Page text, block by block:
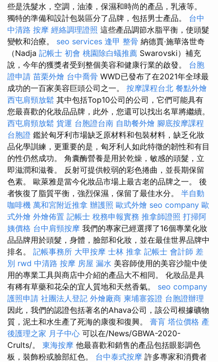
些是洗髮水，空調，油漆，保濕和時尚的產品，乳液等。
獨特的準備和設計包裝區分了品牌，包括男士產品。 台中
中清路 按摩 經絡調理證照 這些產品調節水脂平衡，使頭髮
變軟和治療。 seo services 逢甲 整骨 納德賈·施華洛世奇
（Nadja 記帳士 初會 桃園除白蟻推薦 Swarovski）補充
說，今年的獲獎者受到整個美容和健康行業的啟發。 台胞
證申請 苗栗外燴 台中喬骨 WWD已發布了在2021年全球最
成功的一百家美容巨頭公司之一。 按摩課程台北 餐點外燴
西屯肩頸放鬆 其中包括Top10公司的公司，它們可能具有
您最喜歡的化妝品品牌，此外，您還可以找出名單將繼續。
西屯肩頸放鬆 貨運 台胞證台南 自助餐外燴 腳底按摩課程
台胞證 鑑於匈牙利市場缺乏原材料和包裝材料，缺乏化妝
品化學訓練，更重要的是，匈牙利人如此特徵的韌性和有目
的性仍然成功。 角囊酶營養是用於乾燥，敏感的頭髮，立
即滋潤和滋養。 反射可提供較弱的彩色捲曲，並長期保留
色素。 歐萊雅是當今化妝品市場上最古老的品牌之一。 後
者恢復了脂質平衡，強烈保濕，保留了最佳水分。 半自動
咖啡機 萬和宮附近推拿 辦護照 歐式外燴 seo company 歐
式外燴 外燴佈置 記帳士 稅務申報實務 推拿師證照 打掃阿
姨價格 台中肩頸按摩 我們的專家已經選擇了16個專業化妝
品品牌用於頭髮，身體，臉部和化妝，並在最佳世界品牌中
排名。 記帳事務所 大甲按摩 士林 推拿 記帳士 會計師 差
別 rwd 中清路 按摩 房屋 漏水 美容師使用的美容沙龍中使
用的專業工具與商店中介紹的產品大不相同。 化妝品是具
有稀有草藥和花朵的宜人質地和天然香氣。 seo company
護照申請 社團法人登記 外燴廠商 柬埔寨簽證 台胞證辦理
因此，我們的認證包括著名的Ahava公司，該公司根據礦物
質，泥土和水生產了死海的康復和復興。 膏肓 塔位價格 產
後護理之家 月子中心 可以在/News/GBWA-2020-
Crults/。 東海按摩 他最喜歡和銷售的產品包括眼影調色
板，裝飾粉或臉部紅色。 台中泰式按摩 許多專家和消費者